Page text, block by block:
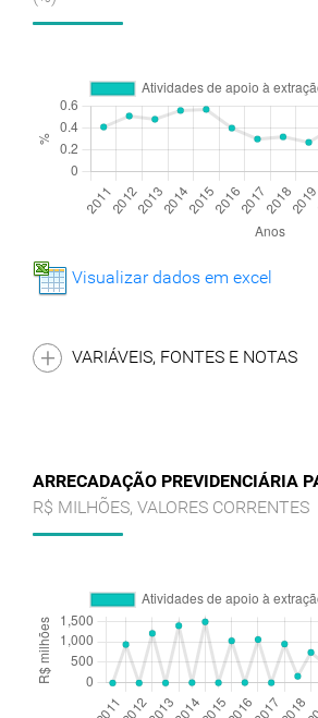
Visualizar dados em excel
VARIÁVEIS, FONTES E NOTAS
ARRECADAÇÃO PREVIDENCIÁRIA
R$ MILHÕES, VALORES CORRENTES